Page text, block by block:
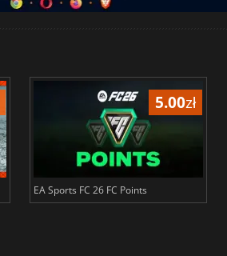
5.00zł
EA Sports FC 26 FC Points